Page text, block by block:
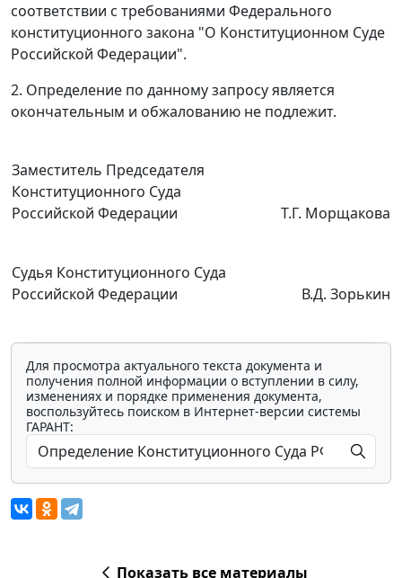
соответствии с требованиями Федерального
конституционного закона "О Конституционном Суде
Российской Федерации".
2. Определение по данному запросу является
окончательным и обжалованию не подлежит.
Заместитель Председателя
Конституционного Суда
Российской Федерации
Т.Г. Морщакова
Судья Конституционного Суда
Российской Федерации
В.Д. Зорькин
Для просмотра актуального текста документа и
получения полной информации о вступлении в силу,
изменениях и порядке применения документа,
воспользуйтесь поиском в Интернет-версии системы
ГАРАНТ:
Показать все материалы